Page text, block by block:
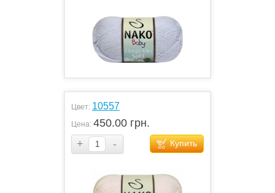
Цвет: 10557
Цена: 450.00 грн.
+
- Купить